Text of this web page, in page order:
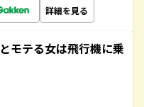
詳細を見る
モテる女は飛行機に乗